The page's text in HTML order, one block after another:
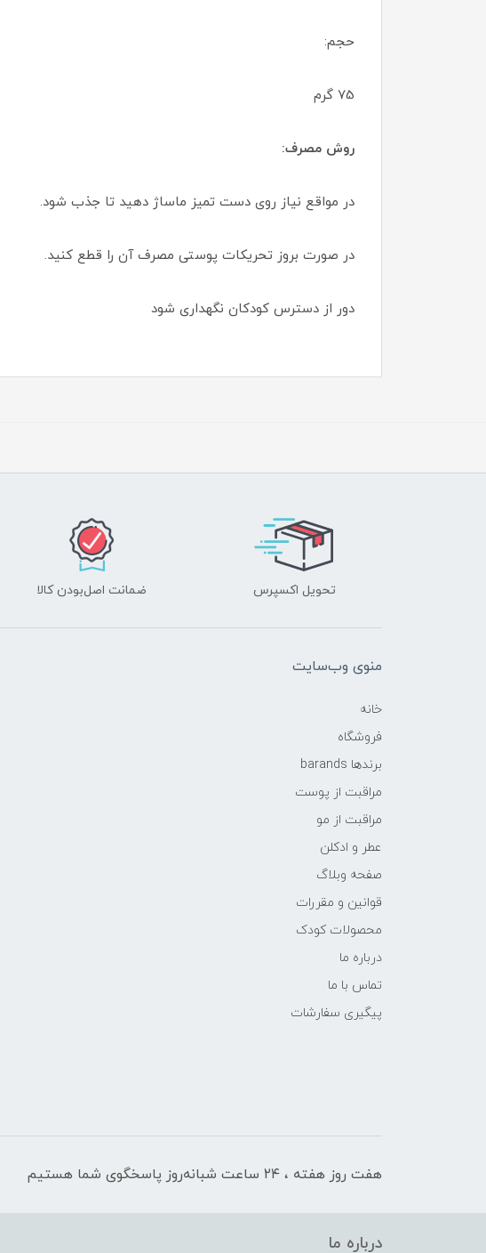
حجم:
75 گرم
روش مصرف:
در مواقع نیاز روی دست تمیز ماساژ دهید تا جذب شود.
در صورت بروز تحریکات پوستی مصرف آن را قطع کنید.
دور از دسترس کودکان نگهداری شود
تحویل اکسپرس ضمانت اصل‌بودن کالا
منوی وب‌سایت
خانه
فروشگاه
برندها barands
مراقبت از پوست
مراقبت از مو
عطر و ادکلن
صفحه وبلاگ
قوانین و مقررات
محصولات کودک
درباره ما
تماس با ما
پیگیری سفارشات
هفت روز هفته ، ۲۴ ساعت شبانه‌روز پاسخگوی شما هستیم
درباره ما